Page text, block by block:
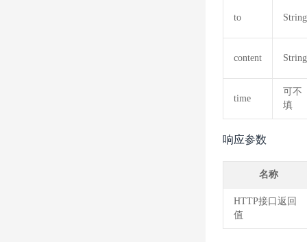
to String
content String
time
可不
填
响应参数
名称
HTTP接口返回
值